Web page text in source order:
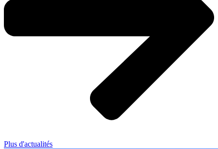
Plus d'actualités